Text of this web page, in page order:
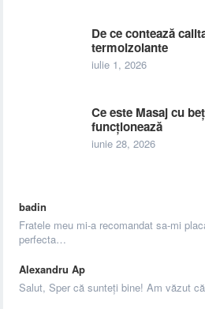
De ce contează
termoizolante
iulie 1, 2026
Ce este Masaj cu
funcționează
iunie 28, 2026
badin
Fratele meu mi-a recomandat sa-mi
perfecta…
Alexandru Ap
Salut, Sper că sunteți bine! Am văzut